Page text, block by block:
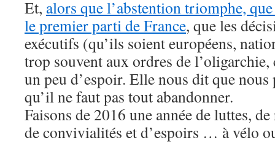
Et, alors que l’abstention triomphe,
le premier parti de France, que les
exécutifs (qu’ils soient européens,
trop souvent aux ordres de l’oligarchie,
un peu d’espoir. Elle nous dit que
qu’il ne faut pas tout abandonner.
Faisons de 2016 une année de luttes,
de convivialités et d’espoirs … à vélo